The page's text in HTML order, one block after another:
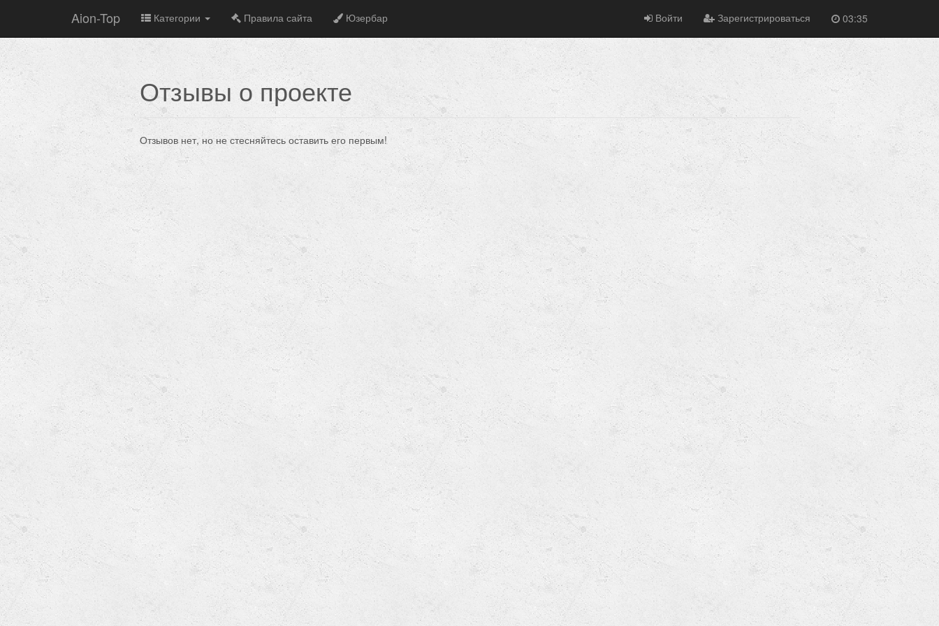
Aion-Top Категории Правила сайта Юзербар Войти Зарегистрироваться 03:35
Отзывы о проекте
Отзывов нет, но не стесняйтесь оставить его первым!